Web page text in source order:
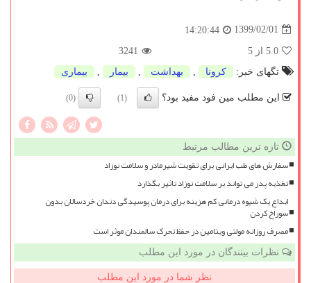
1399/02/01
14:20:44
5.0 از 5
3241
تگهای خبر:
كرونا بهداشت بیمار بیماری
این مطلب مین فود مفید بود؟ (1)
(0)
تازه ترین مطالب مرتبط
سفارش های طب ایرانی برای تقویت شیرمادر و سلامت نوزاد
تغذیه پدر می تواند بر سلامت نوزاد تاثیر بگذارد
ابداع یک شیوه درمانی کم هزینه برای درمان پوسیدگی دندان خردسالان بدون
سوراخ کردن
مصرف روزانه مولتی ویتامین در حفظ تحرک سالمندان موثر است
نظرات بینندگان در مورد این مطلب
نظر شما در مورد این مطلب